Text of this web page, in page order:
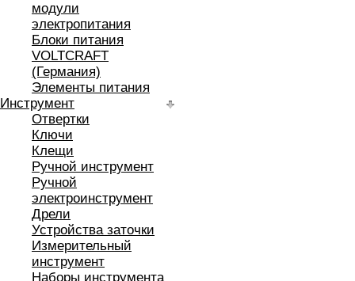
модули
электропитания
Блоки питания
VOLTCRAFT
(Германия)
Элементы питания
Инструмент
Отвертки
Ключи
Клещи
Ручной инструмент
Ручной
электроинструмент
Дрели
Устройства заточки
Измерительный
инструмент
Наборы инструмента